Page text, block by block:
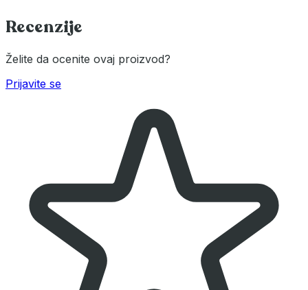
Recenzije
Želite da ocenite ovaj proizvod?
Prijavite se